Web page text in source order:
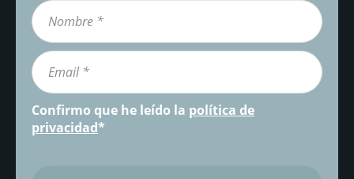
Confirmo que he leído la política de
privacidad*